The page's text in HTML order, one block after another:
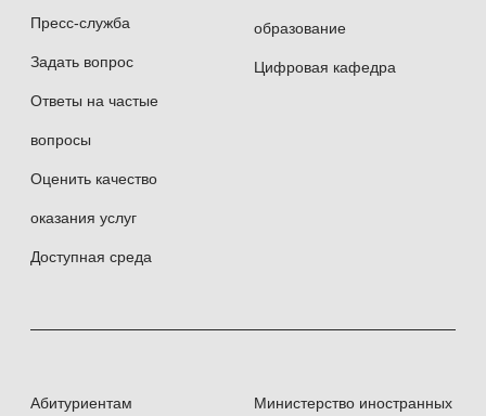
on management, marketing and digital economy.
trade, digital economy.
Пресс-служба
Задать вопрос
Ответы на частые
вопросы
Оценить качество
оказания услуг
Доступная среда
образование
Цифровая кафедра
Абитуриентам Министерство иностранных